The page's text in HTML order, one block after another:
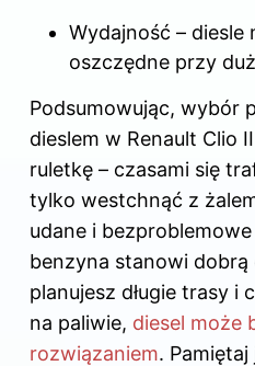
Wydajność – diesle
oszczędne przy
Podsumowując, wybór
dieslem w Renault Clio
ruletkę – czasami się
tylko westchnąć z
udane i
benzyna stanowi dobrą
planujesz długie trasy i
na paliwie, diesel może
rozwiązaniem.